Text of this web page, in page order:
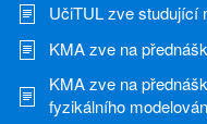
UčiTUL zve studující
KMA zve na
KMA zve na
fyzikálního